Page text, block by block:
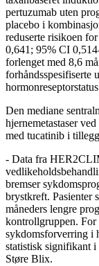
pertuzumab uten
placebo i
reduserte risikoen
0,641; 95% CI
forlenget med 8,6
forhåndsspesifiserte
Den mediane
hjernemetastaser
med tucatinib i
- Data fra
bremser
brystkreft. Pasienter
måneders lengre
kontrollgruppen. For
sykdomsforverring i
statistisk signifikant i
Støre Blix.